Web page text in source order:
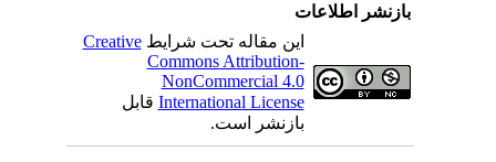
بازنشر اطلاعات
این مقاله تحت شرایطCreative
Commons Attribution-
NonCommercial 4.0
International Licenseقابل
بازنشر است.